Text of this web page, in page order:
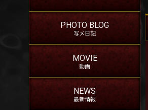
PHOTO BLOG
写メ日記
MOVIE
動画
NEWS
最新情報